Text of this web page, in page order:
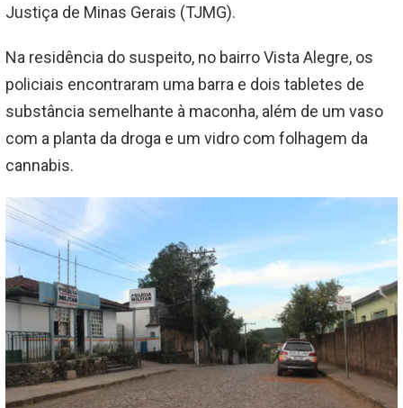
Justiça de Minas Gerais (TJMG).
Na residência do suspeito, no bairro Vista Alegre, os
policiais encontraram uma barra e dois tabletes de
substância semelhante à maconha, além de um vaso
com a planta da droga e um vidro com folhagem da
cannabis.